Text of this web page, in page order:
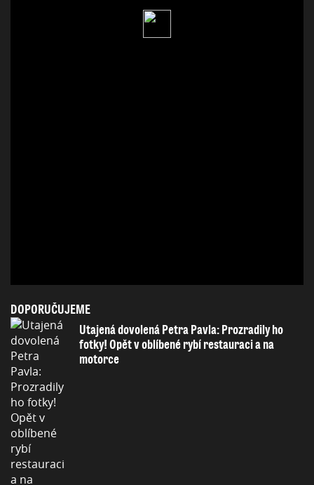
DOPORUČUJEME
Utajená dovolená Petra Pavla: Prozradily ho
fotky! Opět v oblíbené rybí restauraci a na
motorce